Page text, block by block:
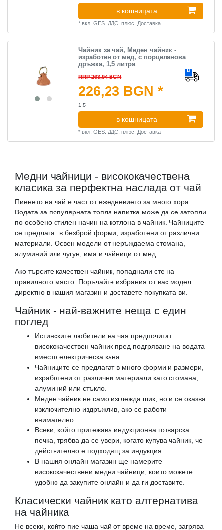
в кошницата
*вкл. GES. ДДС. плюс. Доставка
Чайник за чай, Меден чайник -
изработен от мед, с порцеланова
дръжка, 1,5 литра
RRP 263,94 BGN
226,23 BGN *
1.5
в кошницата
*вкл. GES. ДДС. плюс. Доставка
Медни чайници - висококачествена
класика за перфектна наслада от чай
Пиенето на чай е част от ежедневието за много хора.
Водата за популярната топла напитка може да се затопли
по особено стилен начин на котлона в чайник. Чайниците
се предлагат в безброй форми, изработени от различни
материали. Освен модели от неръждаема стомана,
алуминий или чугун, има и чайници от мед.
Ако търсите качествен чайник, попаднали сте на
правилното място. Поръчайте избрания от вас модел
директно в нашия магазин и доставете покупката ви.
Чайник - най-важните неща с един
поглед
Истинските любители на чая предпочитат
висококачествен чайник пред подгряване на водата
вместо електрическа кана.
Чайниците се предлагат в много форми и размери,
изработени от различни материали като стомана,
алуминий или стъкло.
Меден чайник не само изглежда шик, но и се оказва
изключително издръжлив, ако се работи
внимателно.
Всеки, който притежава индукционна готварска
печка, трябва да се увери, когато купува чайник, че
действително е подходящ за индукция.
В нашия онлайн магазин ще намерите
висококачествени медни чайници, които можете
удобно да закупите онлайн и да ги доставите.
Класически чайник като алтернатива
на чайника
Не всеки, който пие чаша чай от време на време, загрява